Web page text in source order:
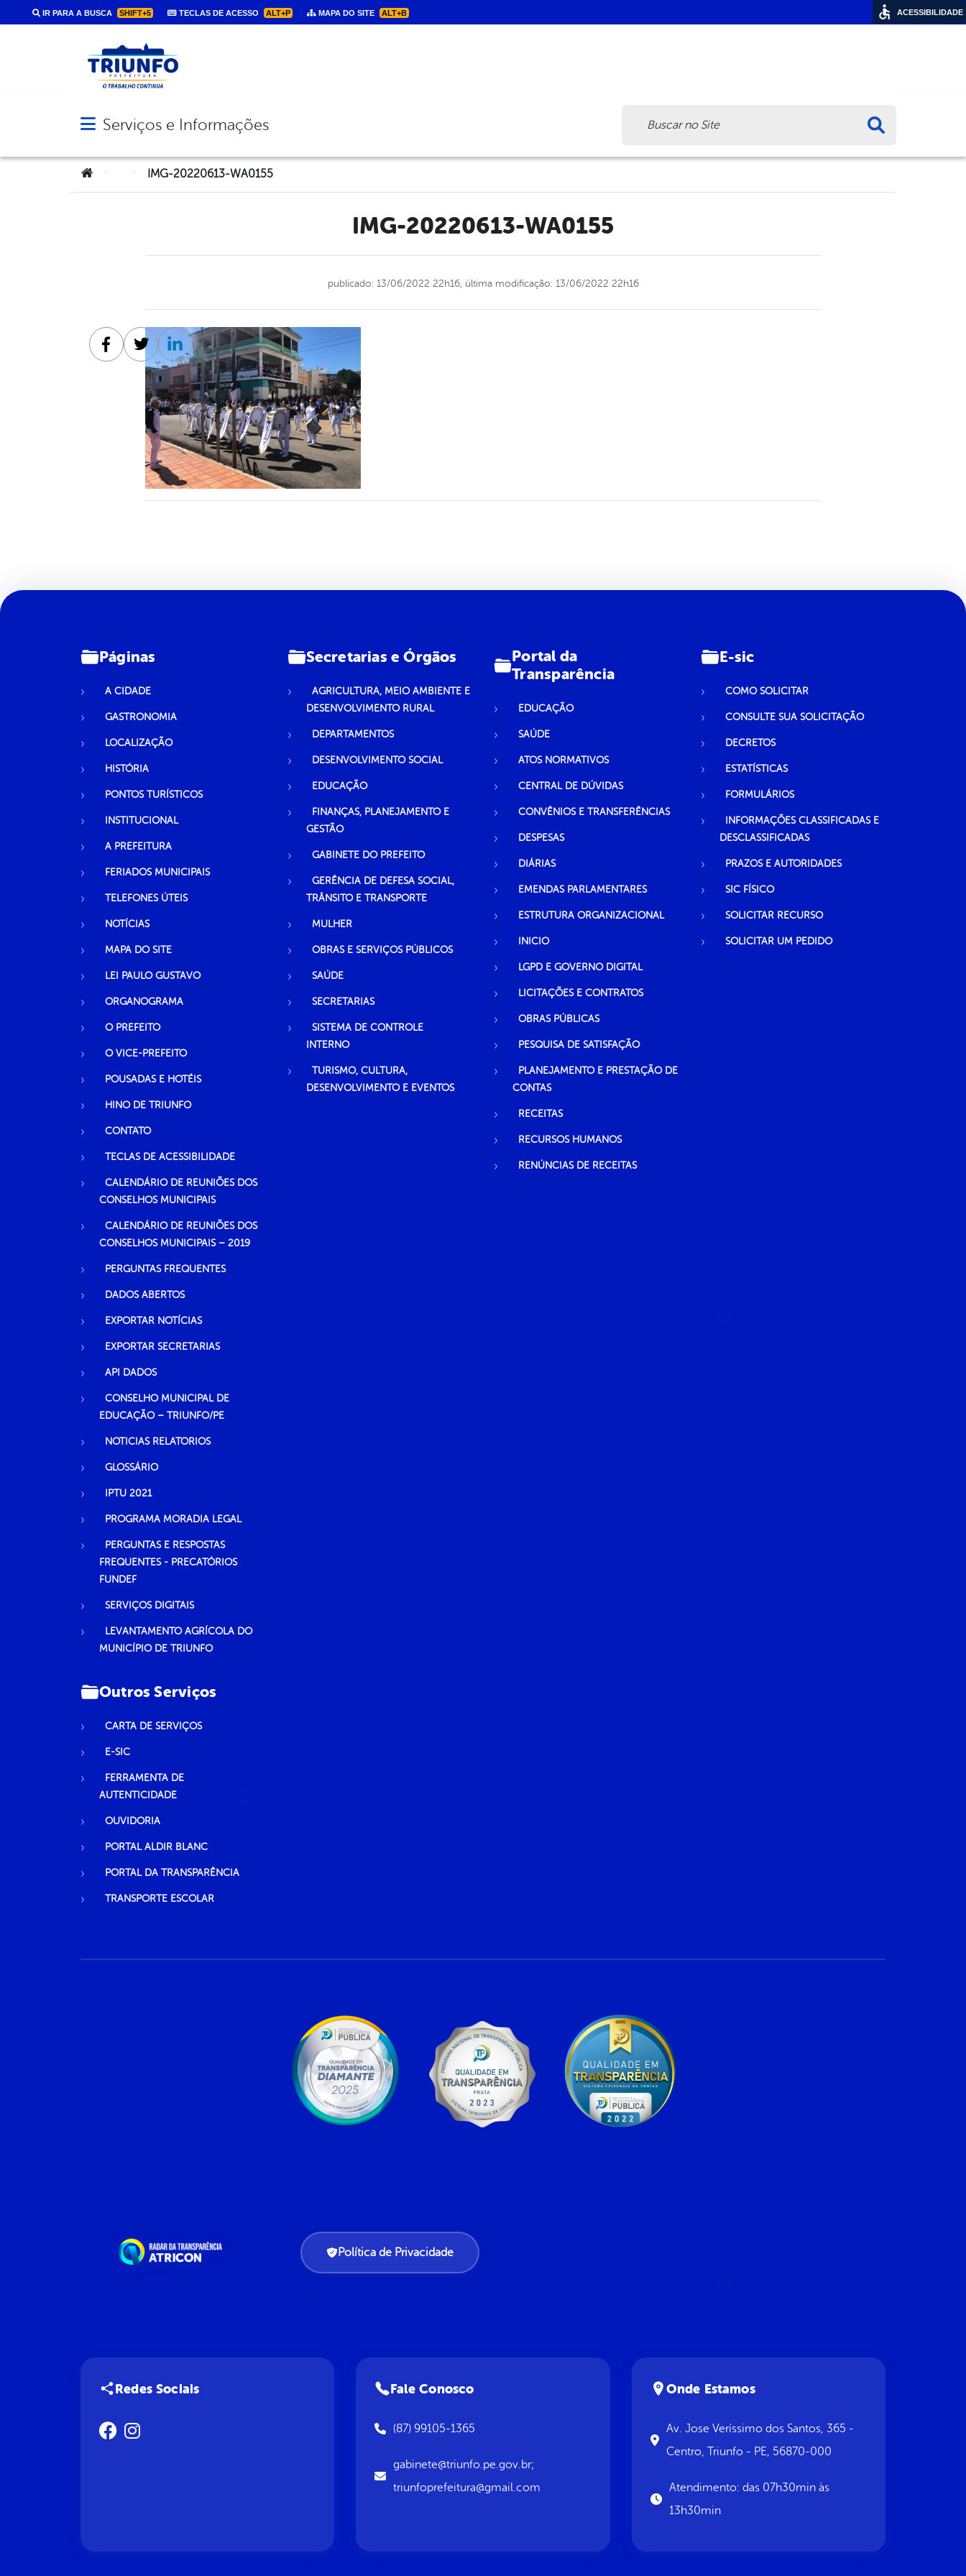
IR PARA A BUSCA SHIFT+5 TECLAS DE ACESSO ALT+P MAPA DO SITE ALT+B
Abrir menu principal de navegação
Serviços e Informações
Você está aqui:IMG-20220613-WA0155
IMG-20220613-WA0155
publicado: 13/06/2022 22h16, última modificação: 13/06/2022 22h16
Facebook
TwitterLinkedin
Páginas
A CIDADE
GASTRONOMIA
LOCALIZAÇÃO
HISTÓRIA
PONTOS TURÍSTICOS
INSTITUCIONAL
A PREFEITURA
FERIADOS MUNICIPAIS
TELEFONES ÚTEIS
NOTÍCIAS
MAPA DO SITE
LEI PAULO GUSTAVO
ORGANOGRAMA
O PREFEITO
O VICE-PREFEITO
POUSADAS E HOTÉIS
HINO DE TRIUNFO
CONTATO
TECLAS DE ACESSIBILIDADE
CALENDÁRIO DE REUNIÕES DOS
CONSELHOS MUNICIPAIS
CALENDÁRIO DE REUNIÕES DOS
CONSELHOS MUNICIPAIS – 2019
PERGUNTAS FREQUENTES
DADOS ABERTOS
EXPORTAR NOTÍCIAS
EXPORTAR SECRETARIAS
API DADOS
CONSELHO MUNICIPAL DE
EDUCAÇÃO – TRIUNFO/PE
NOTICIAS RELATORIOS
GLOSSÁRIO
IPTU 2021
PROGRAMA MORADIA LEGAL
PERGUNTAS E RESPOSTAS
FREQUENTES - PRECATÓRIOS
FUNDEF
SERVIÇOS DIGITAIS
LEVANTAMENTO AGRÍCOLA DO
MUNICÍPIO DE TRIUNFO
Secretarias e Órgãos
AGRICULTURA, MEIO AMBIENTE E
DESENVOLVIMENTO RURAL
DEPARTAMENTOS
DESENVOLVIMENTO SOCIAL
EDUCAÇÃO
FINANÇAS, PLANEJAMENTO E
GESTÃO
GABINETE DO PREFEITO
GERÊNCIA DE DEFESA SOCIAL,
TRÂNSITO E TRANSPORTE
MULHER
OBRAS E SERVIÇOS PÚBLICOS
SAÚDE
SECRETARIAS
SISTEMA DE CONTROLE
INTERNO
TURISMO, CULTURA,
DESENVOLVIMENTO E EVENTOS
Portal da
Transparência
EDUCAÇÃO
SAÚDE
ATOS NORMATIVOS
CENTRAL DE DÚVIDAS
CONVÊNIOS E TRANSFERÊNCIAS
DESPESAS
DIÁRIAS
EMENDAS PARLAMENTARES
ESTRUTURA ORGANIZACIONAL
INICIO
LGPD E GOVERNO DIGITAL
LICITAÇÕES E CONTRATOS
OBRAS PÚBLICAS
PESQUISA DE SATISFAÇÃO
PLANEJAMENTO E PRESTAÇÃO DE
CONTAS
RECEITAS
RECURSOS HUMANOS
RENÚNCIAS DE RECEITAS
E-sic
COMO SOLICITAR
CONSULTE SUA SOLICITAÇÃO
DECRETOS
ESTATÍSTICAS
FORMULÁRIOS
INFORMAÇÕES CLASSIFICADAS E
DESCLASSIFICADAS
PRAZOS E AUTORIDADES
SIC FÍSICO
SOLICITAR RECURSO
SOLICITAR UM PEDIDO
Outros Serviços
CARTA DE SERVIÇOS
E-SIC
FERRAMENTA DE
AUTENTICIDADE
OUVIDORIA
PORTAL ALDIR BLANC
PORTAL DA TRANSPARÊNCIA
TRANSPORTE ESCOLAR
Política de Privacidade
Redes Sociais Fale Conosco
(87) 99105-1365
gabinete@triunfo.pe.gov.br;
triunfoprefeitura@gmail.com
Onde Estamos
Av. Jose Veríssimo dos Santos, 365 -
Centro, Triunfo - PE, 56870-000
Atendimento: das 07h30min às
13h30min
ACESSIBILIDADE